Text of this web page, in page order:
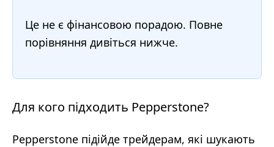
Це не є фінансовою порадою. Повне
порівняння дивіться нижче.
Для кого підходить Pepperstone?
Pepperstone підійде трейдерам, які шукають